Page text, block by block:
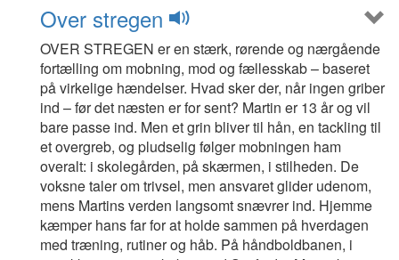
Over stregen
OVER STREGEN er en stærk, rørende og nærgående
fortælling om mobning, mod og fællesskab – baseret
på virkelige hændelser. Hvad sker der, når ingen griber
ind – før det næsten er for sent? Martin er 13 år og vil
bare passe ind. Men et grin bliver til hån, en tackling til
et overgreb, og pludselig følger mobningen ham
overalt: i skolegården, på skærmen, i stilheden. De
voksne taler om trivsel, men ansvaret glider udenom,
mens Martins verden langsomt snævrer ind. Hjemme
kæmper hans far for at holde sammen på hverdagen
med træning, rutiner og håb. På håndboldbanen, i